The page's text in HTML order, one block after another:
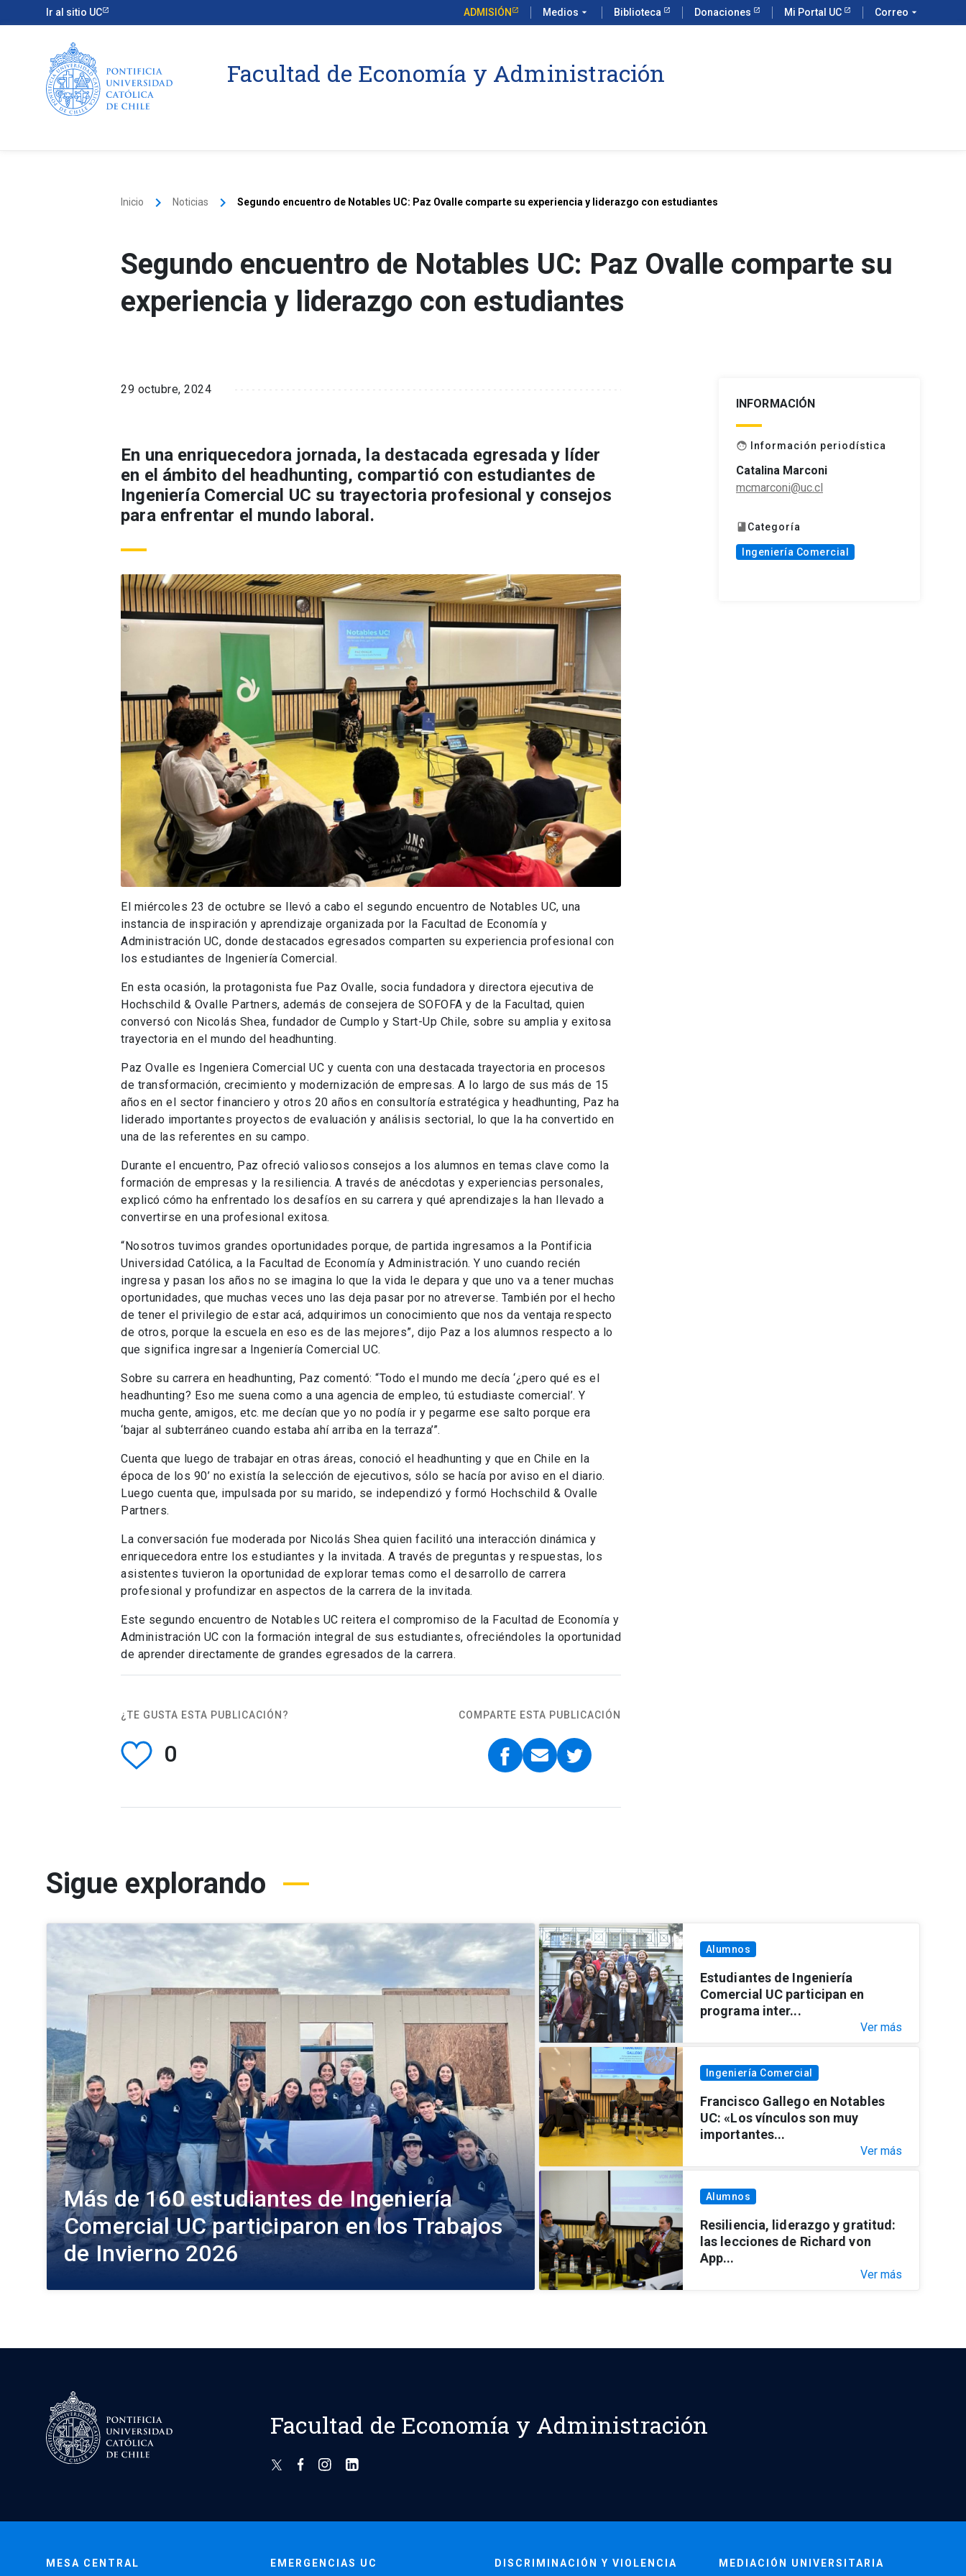
Ir al sitio UC ADMISIÓN Medios arrow_drop_down Biblioteca Donaciones Mi Portal UC Correo arrow_drop_down
Facultad de Economía y Administración
Inicio keyboard_arrow_right Noticias keyboard_arrow_right Segundo encuentro de Notables UC: Paz Ovalle comparte su experiencia y liderazgo con estudiantes
Segundo encuentro de Notables UC: Paz Ovalle comparte su
experiencia y liderazgo con estudiantes
29 octubre, 2024
En una enriquecedora jornada, la destacada egresada y líder
en el ámbito del headhunting, compartió con estudiantes de
Ingeniería Comercial UC su trayectoria profesional y consejos
para enfrentar el mundo laboral.
El miércoles 23 de octubre se llevó a cabo el segundo encuentro de Notables UC, una
instancia de inspiración y aprendizaje organizada por la Facultad de Economía y
Administración UC, donde destacados egresados comparten su experiencia profesional con
los estudiantes de Ingeniería Comercial.
En esta ocasión, la protagonista fue Paz Ovalle, socia fundadora y directora ejecutiva de
Hochschild & Ovalle Partners, además de consejera de SOFOFA y de la Facultad, quien
conversó con Nicolás Shea, fundador de Cumplo y Start-Up Chile, sobre su amplia y exitosa
trayectoria en el mundo del headhunting.
Paz Ovalle es Ingeniera Comercial UC y cuenta con una destacada trayectoria en procesos
de transformación, crecimiento y modernización de empresas. A lo largo de sus más de 15
años en el sector financiero y otros 20 años en consultoría estratégica y headhunting, Paz ha
liderado importantes proyectos de evaluación y análisis sectorial, lo que la ha convertido en
una de las referentes en su campo.
Durante el encuentro, Paz ofreció valiosos consejos a los alumnos en temas clave como la
formación de empresas y la resiliencia. A través de anécdotas y experiencias personales,
explicó cómo ha enfrentado los desafíos en su carrera y qué aprendizajes la han llevado a
convertirse en una profesional exitosa.
“Nosotros tuvimos grandes oportunidades porque, de partida ingresamos a la Pontificia
Universidad Católica, a la Facultad de Economía y Administración. Y uno cuando recién
ingresa y pasan los años no se imagina lo que la vida le depara y que uno va a tener muchas
oportunidades, que muchas veces uno las deja pasar por no atreverse. También por el hecho
de tener el privilegio de estar acá, adquirimos un conocimiento que nos da ventaja respecto
de otros, porque la escuela en eso es de las mejores”, dijo Paz a los alumnos respecto a lo
que significa ingresar a Ingeniería Comercial UC.
Sobre su carrera en headhunting, Paz comentó: “Todo el mundo me decía ‘¿pero qué es el
headhunting? Eso me suena como a una agencia de empleo, tú estudiaste comercial’. Y
mucha gente, amigos, etc. me decían que yo no podía ir y pegarme ese salto porque era
‘bajar al subterráneo cuando estaba ahí arriba en la terraza’”.
Cuenta que luego de trabajar en otras áreas, conoció el headhunting y que en Chile en la
época de los 90’ no existía la selección de ejecutivos, sólo se hacía por aviso en el diario.
Luego cuenta que, impulsada por su marido, se independizó y formó Hochschild & Ovalle
Partners.
La conversación fue moderada por Nicolás Shea quien facilitó una interacción dinámica y
enriquecedora entre los estudiantes y la invitada. A través de preguntas y respuestas, los
asistentes tuvieron la oportunidad de explorar temas como el desarrollo de carrera
profesional y profundizar en aspectos de la carrera de la invitada.
Este segundo encuentro de Notables UC reitera el compromiso de la Facultad de Economía y
Administración UC con la formación integral de sus estudiantes, ofreciéndoles la oportunidad
de aprender directamente de grandes egresados de la carrera.
¿TE GUSTA ESTA PUBLICACIÓN?
0
COMPARTE ESTA PUBLICACIÓN
INFORMACIÓN
face Información periodística
Catalina Marconi
mcmarconi@uc.cl
book Categoría
Ingeniería Comercial
Sigue explorando
Más de 160 estudiantes de Ingeniería
Comercial UC participaron en los Trabajos
de Invierno 2026
Alumnos
Estudiantes de Ingeniería
Comercial UC participan en
programa inter...
Ver más
Ingeniería Comercial
Francisco Gallego en Notables
UC: «Los vínculos son muy
importantes...
Ver más
Alumnos
Resiliencia, liderazgo y gratitud:
las lecciones de Richard von
App...
Ver más
Facultad de Economía y Administración
MESA CENTRAL EMERGENCIAS UC DISCRIMINACIÓN Y VIOLENCIA MEDIACIÓN UNIVERSITARIA